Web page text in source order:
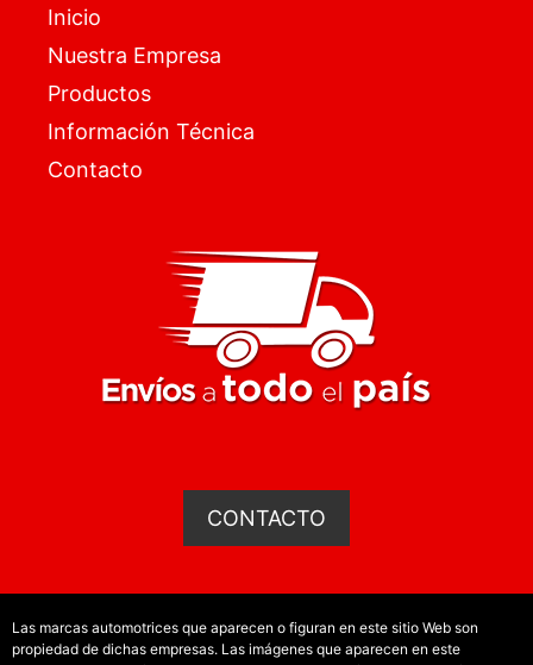
Inicio
Nuestra Empresa
Productos
Información Técnica
Contacto
CONTACTO
Las marcas automotrices que aparecen o figuran en este sitio Web son
propiedad de dichas empresas. Las imágenes que aparecen en este